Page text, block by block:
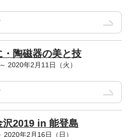
・陶磁器の美と技
2020年2月11日（火）
沢2019 in 能登島
年2月16日（日）